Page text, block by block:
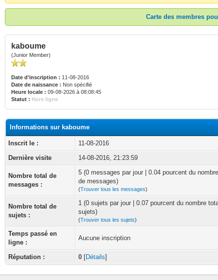
Carte des membres
kaboume
(Junior Member)
Date d’inscription : 11-08-2016
Date de naissance : Non spécifié
Heure locale : 09-08-2026 à 08:08:45
Statut : Hors ligne
Informations sur kaboume
Inscrit le :
11-08-2016
Dernière visite
14-08-2016, 21:23:59
Nombre total de
messages :
5 (0 messages par jour | 0.04 pourcent du
de messages)
(Trouver tous les messages)
Nombre total de
sujets :
1 (0 sujets par jour | 0.07 pourcent du nombre
sujets)
(Trouver tous les sujets)
Temps passé en
ligne :
Aucune inscription
Réputation : 0 [Détails]